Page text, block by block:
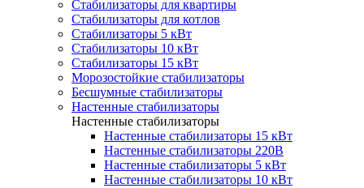
Стабилизаторы для квартиры
Стабилизаторы для котлов
Стабилизаторы 5 кВт
Стабилизаторы 10 кВт
Стабилизаторы 15 кВт
Морозостойкие стабилизаторы
Бесшумные стабилизаторы
Настенные стабилизаторы
Настенные стабилизаторы
Настенные стабилизаторы 15 кВт
Настенные стабилизаторы 220В
Настенные стабилизаторы 5 кВт
Настенные стабилизаторы 10 кВт